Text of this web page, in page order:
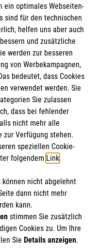
e.V.
12
|Datenschutz
|Mediathek
ein optimales Webseiten-
sind für den technischen
helfen uns aber auch
und zusätzliche
werden zur besseren
von Werbekampagnen,
bedeutet, dass Cookies
verwendet werden. Sie
Sie zulassen
dass bei fehlender
nicht mehr alle
zur Verfügung stehen.
speziellen Cookie-
folgendem Link.
können nicht abgelehnt
dann nicht mehr
kann.
stimmen Sie zusätzlich
Cookies zu. Um Ihre
Sie Details anzeigen.